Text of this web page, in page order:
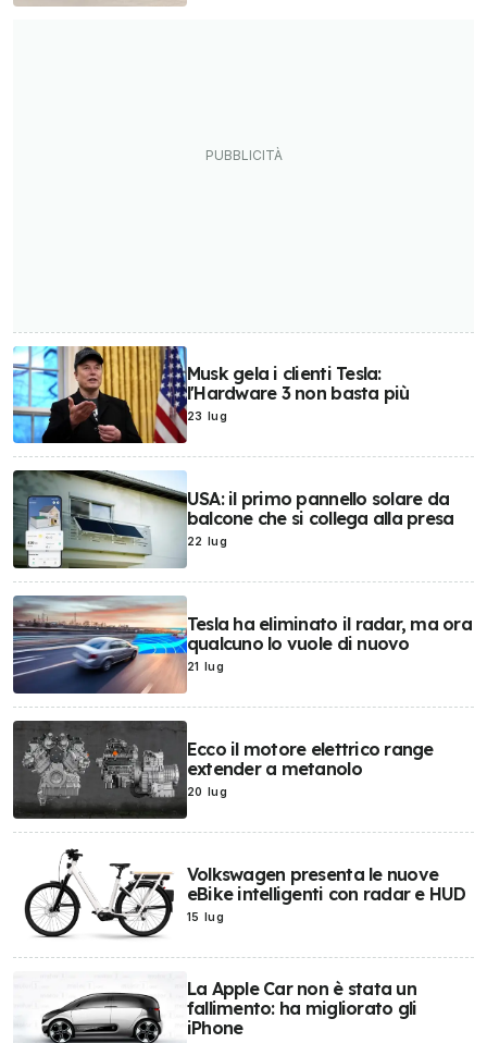
Musk gela i clienti Tesla:
l'Hardware 3 non basta più
23 lug
USA: il primo pannello solare da
balcone che si collega alla presa
22 lug
Tesla ha eliminato il radar, ma ora
qualcuno lo vuole di nuovo
21 lug
Ecco il motore elettrico range
extender a metanolo
20 lug
Volkswagen presenta le nuove
eBike intelligenti con radar e HUD
15 lug
La Apple Car non è stata un
fallimento: ha migliorato gli
iPhone